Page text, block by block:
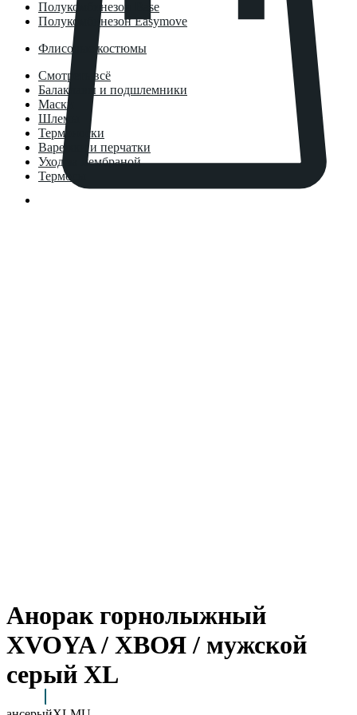
Полукомбинезон Base
Полукомбинезон Easymove
Флисовые костюмы
Смотреть всё
Балаклавы и подшлемники
Маски
Шлемы
Термоноски
Варежки и перчатки
Уход за мембраной
Термосы
Анорак горнолыжный
XVOYA / ХВОЯ / мужской
серый XL